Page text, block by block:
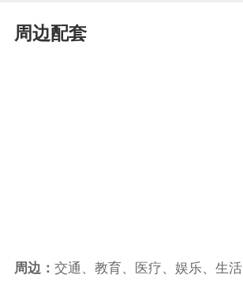
周边配套
周边： 交通、教育、医疗、娱乐、生活